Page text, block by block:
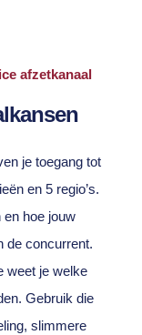
afzetkanaal
je toegang tot
en 5 regio’s.
en hoe jouw
de concurrent.
weet je welke
Gebruik die
slimmere